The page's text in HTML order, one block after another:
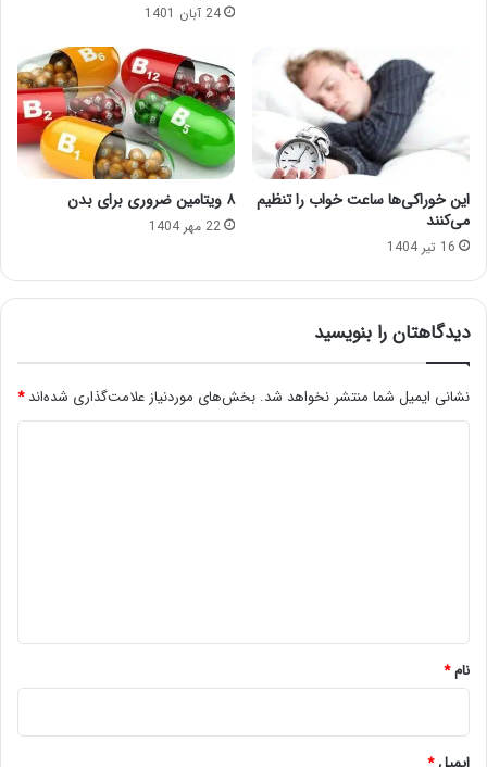
24 آبان 1401
این خوراکی‌ها ساعت خواب را تنظیم
می‌کنند
16 تیر 1404
۸ ویتامین ضروری برای بدن
22 مهر 1404
دیدگاهتان را بنویسید
نشانی ایمیل شما منتشر نخواهد شد. بخش‌های موردنیاز علامت‌گذاری شده‌اند*
نام*